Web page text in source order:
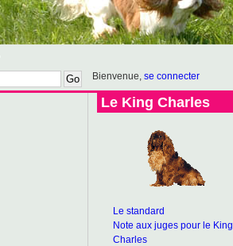
Bienvenue, se connecter
Le King Charles
Le standard
Note aux juges pour le King
Charles